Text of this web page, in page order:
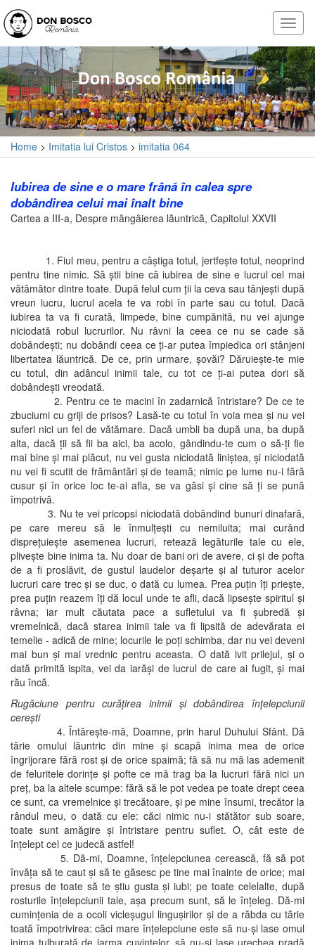
Home > Imitatia lui Cristos > imitatia 064
Iubirea de sine e o mare frână în calea spre
dobândirea celui mai înalt bine
Cartea a III-a, Despre mângâierea lăuntrică, Capitolul XXVII
1. Fiul meu, pentru a câştiga totul, jertfeşte totul, neoprind
pentru tine nimic. Să ştii bine că iubirea de sine e lucrul cel mai
vătămător dintre toate. După felul cum ţii la ceva sau tânjeşti după
vreun lucru, lucrul acela te va robi în parte sau cu totul. Dacă
iubirea ta va fi curată, limpede, bine cumpănită, nu vei ajunge
niciodată robul lucrurilor. Nu râvni la ceea ce nu se cade să
dobândeşti; nu dobândi ceea ce ţi-ar putea împiedica ori stânjeni
libertatea lăuntrică. De ce, prin urmare, şovăi? Dăruieşte-te mie
cu totul, din adâncul inimii tale, cu tot ce ţi-ai putea dori să
dobândeşti vreodată.
2. Pentru ce te macini în zadarnică întristare? De ce te
zbuciumi cu griji de prisos? Lasă-te cu totul în voia mea şi nu vei
suferi nici un fel de vătămare. Dacă umbli ba după una, ba după
alta, dacă ţii să fii ba aici, ba acolo, gândindu-te cum o să-ţi fie
mai bine şi mai plăcut, nu vei gusta niciodată liniştea, şi niciodată
nu vei fi scutit de frământări şi de teamă; nimic pe lume nu-i fără
cusur şi în orice loc te-ai afla, se va găsi şi cine să ţi se pună
împotrivă.
3. Nu te vei pricopsi niciodată dobândind bunuri dinafară,
pe care mereu să le înmulţeşti cu nemiluita; mai curând
dispreţuieşte asemenea lucruri, retează legăturile tale cu ele,
pliveşte bine inima ta. Nu doar de bani ori de avere, ci şi de pofta
de a fi proslăvit, de gustul laudelor deşarte şi al tuturor acelor
lucruri care trec şi se duc, o dată cu lumea. Prea puţin îţi prieşte,
prea puţin reazem îţi dă locul unde te afli, dacă lipseşte spiritul şi
râvna; iar mult căutata pace a sufletului va fi şubredă şi
vremelnică, dacă starea inimii tale va fi lipsită de adevărata ei
temelie - adică de mine; locurile le poţi schimba, dar nu vei deveni
mai bun şi mai vrednic pentru aceasta. O dată ivit prilejul, şi o
dată primită ispita, vei da iarăşi de lucrul de care ai fugit, şi mai
rău încă.
Rugăciune pentru curăţirea inimii şi dobândirea înţelepciunii
cereşti
4. Întăreşte-mă, Doamne, prin harul Duhului Sfânt. Dă
tărie omului lăuntric din mine şi scapă inima mea de orice
îngrijorare fără rost şi de orice spaimă; fă să nu mă las ademenit
de feluritele dorinţe şi pofte ce mă trag ba la lucruri fără nici un
preţ, ba la altele scumpe: fără să le pot vedea pe toate drept ceea
ce sunt, ca vremelnice şi trecătoare, şi pe mine însumi, trecător la
rândul meu, o dată cu ele: căci nimic nu-i stătător sub soare,
toate sunt amăgire şi întristare pentru suflet. O, cât este de
înţelept cel ce judecă astfel!
5. Dă-mi, Doamne, înţelepciunea cerească, fă să pot
învăţa să te caut şi să te găsesc pe tine mai înainte de orice; mai
presus de toate să te ştiu gusta şi iubi; pe toate celelalte, după
rosturile înţelepciunii tale, aşa precum sunt, să le înţeleg. Dă-mi
cuminţenia de a ocoli vicleşugul linguşirilor şi de a răbda cu tărie
toată împotrivirea: căci mare înţelepciune este să nu-şi lase omul
inima tulburată de larma cuvintelor, să nu-şi lase urechea pradă